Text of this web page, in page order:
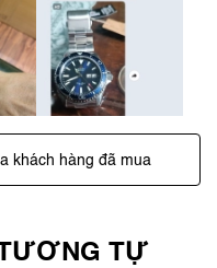
khách hàng đã mua
TỰ